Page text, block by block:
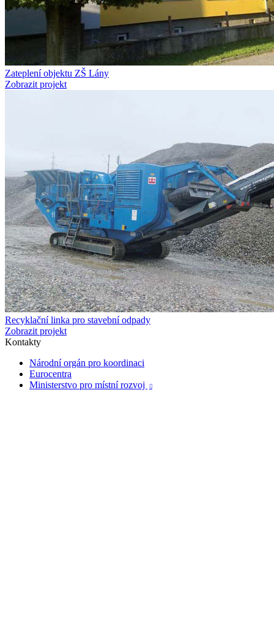
Zateplení objektu ZŠ Lány
Zobrazit projekt
Recyklační linka pro stavební odpady
Zobrazit projekt
Kontakty
Národní orgán pro koordinaci
Eurocentra
Ministerstvo pro místní rozvoj
